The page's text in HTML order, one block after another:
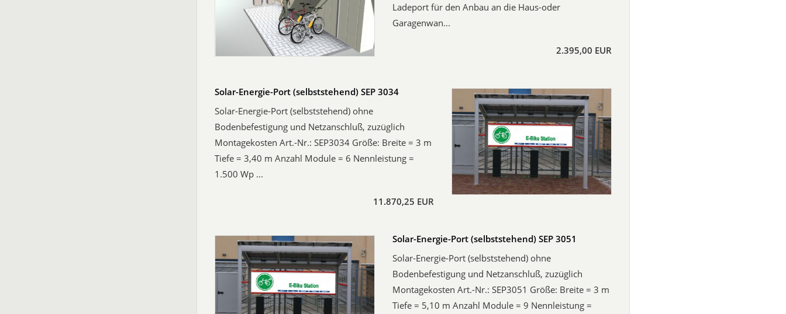
Ladeport für den Anbau an die Haus-oder
Garagenwan...
2.395,00 EUR
Solar-Energie-Port (selbststehend) SEP 3034
Solar-Energie-Port (selbststehend) ohne
Bodenbefestigung und Netzanschluß, zuzüglich
Montagekosten Art.-Nr.: SEP3034 Größe: Breite = 3 m
Tiefe = 3,40 m Anzahl Module = 6 Nennleistung =
1.500 Wp ...
11.870,25 EUR
Solar-Energie-Port (selbststehend) SEP 3051
Solar-Energie-Port (selbststehend) ohne
Bodenbefestigung und Netzanschluß, zuzüglich
Montagekosten Art.-Nr.: SEP3051 Größe: Breite = 3 m
Tiefe = 5,10 m Anzahl Module = 9 Nennleistung =